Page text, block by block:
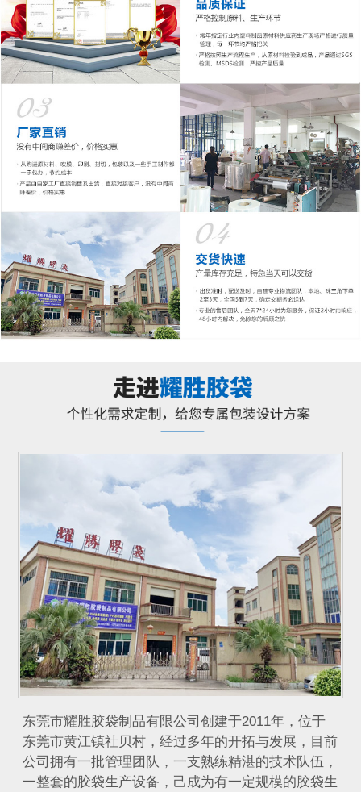
东莞市耀胜胶袋制品有限公司创建于2011年，位于
东莞市黄江镇社贝村，经过多年的开拓与发展，目前
公司拥有一批管理团队，一支熟练精湛的技术队伍，
一整套的胶袋生产设备，己成为有一定规模的胶袋生